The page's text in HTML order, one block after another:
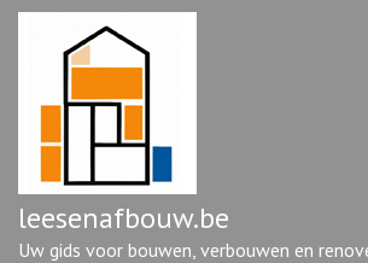
Ga
enter)
leesenafbouw.be
Uw gids voor bouwen, verbouwen en